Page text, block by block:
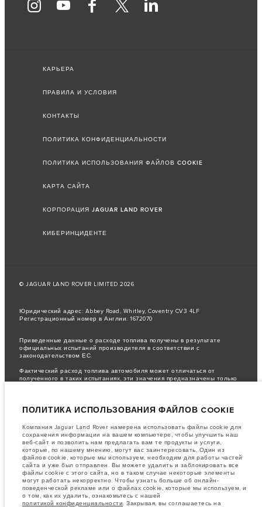
КАРЬЕРА
ПРАВИЛА И УСЛОВИЯ
КОНТАКТЫ
ПОЛИТИКА КОНФИДЕНЦИАЛЬНОСТИ
ПОЛИТИКА ИСПОЛЬЗОВАНИЯ ФАЙЛОВ COOKIE
КАРТА САЙТА
КОРПОРАЦИЯ JAGUAR LAND ROVER
КИБЕРИНЦИДЕНТЕ
© JAGUAR LAND ROVER LIMITED 2026
Юридический адрес: Abbey Road, Whitley, Coventry CV3 4LF
Регистрационный номер в Англии: 1672070
Приведенные данные о расходе топлива получены в результате
официальных испытаний производителя в соответствии с
законодательством ЕС.
Фактический расход топлива автомобиля может отличаться от
полученного в таких испытаниях, эти значения предназначены только
настоящее время в мире наблюдается дефицит полупроводников,
транспортных средств, доступность опционального оборудования и
сроки производства. Ситуация меняется очень быстро. Поэтому
используемые на сайте изображения могут не в полной мере
соответствовать доступным особенностям, опциям, комплектациям и
цветовым схемам автомобилей. Подробную информацию о
действующих ограничениях уточняйте у авторизованных дилеров.
Информация, технические характеристики, двигатели и цвета на этом
веб-сайте указаны для европейских комплектаций автомобилей. Они
могут различаться в зависимости от рынка и могут быть изменены без
предварительного уведомления. Некоторые автомобили показаны с
ПОЛИТИКА ИСПОЛЬЗОВАНИЯ ФАЙЛОВ COOKIE
Компания Jaguar Land Rover намерена использовать файлы cookie для
сохранения информации на вашем компьютере, чтобы улучшить наш
веб-сайт и позволить нам предлагать вам те продукты и услуги,
которые, по нашему мнению, могут вас заинтересовать. Один из
файлов cookie, которые мы используем, необходим для работы частей
сайта и уже был отправлен. Вы можете удалить и заблокировать все
файлы cookie с этого сайта, но в таком случае некоторые элементы
могут работать некорректно. Чтобы узнать больше об онлайн-
поведенческой рекламе или о файлах cookie, которые мы используем, и
о том, как их удалить, ознакомьтесь с нашей
политикой конфиденциальности. Закрывая, вы соглашаетесь на